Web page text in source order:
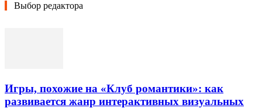
Выбор редактора
Игры, похожие на «Клуб романтики»: как
развивается жанр интерактивных визуальных